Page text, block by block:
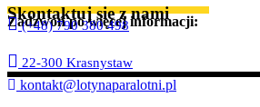
Skontaktuj się z nami
Zadzwoń po więcej informacji:
(+48) 790 380 498
22-300 Krasnystaw
kontakt@lotynaparalotni.pl